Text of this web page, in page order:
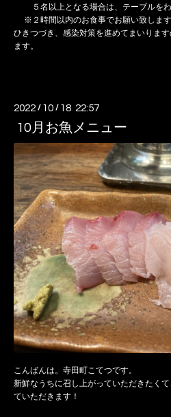
５名以上となる場合は、テーブルをわ
※２時間以内のお食事でお願い致します
ひきつづき、感染対策を進めてまいりま
ます。
2022 / 10 / 18 22:57
10月お魚メニュー
こんばんは。寺田町こてつです。
新鮮なうちに召し上がっていただきたく
ていただきます！